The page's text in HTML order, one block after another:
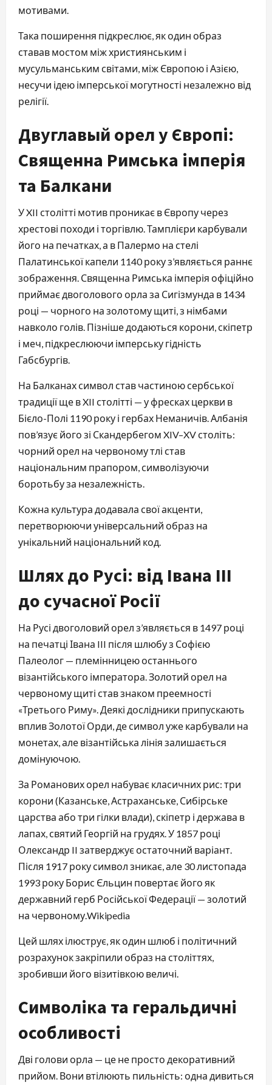
мотивами.
Така поширення підкреслює, як один образ
ставав мостом між християнським і
мусульманським світами, між Європою і Азією,
несучи ідею імперської могутності незалежно від
релігії.
Двуглавый орел у Європі:
Священна Римська імперія
та Балкани
У XII столітті мотив проникає в Європу через
хрестові походи і торгівлю. Тамплієри карбували
його на печатках, а в Палермо на стелі
Палатинської капели 1140 року з’являється раннє
зображення. Священна Римська імперія офіційно
приймає двоголового орла за Сигізмунда в 1434
році — чорного на золотому щиті, з німбами
навколо голів. Пізніше додаються корони, скіпетр
і меч, підкреслюючи імперську гідність
Габсбургів.
На Балканах символ став частиною сербської
традиції ще в XII столітті — у фресках церкви в
Бієло-Полі 1190 року і гербах Неманичів. Албанія
пов’язує його зі Скандербегом XIV–XV століть:
чорний орел на червоному тлі став
національним прапором, символізуючи
боротьбу за незалежність.
Кожна культура додавала свої акценти,
перетворюючи універсальний образ на
унікальний національний код.
Шлях до Русі: від Івана III
до сучасної Росії
На Русі двоголовий орел з’являється в 1497 році
на печатці Івана III після шлюбу з Софією
Палеолог — племінницею останнього
візантійського імператора. Золотий орел на
червоному щиті став знаком преемності
«Третього Риму». Деякі дослідники припускають
вплив Золотої Орди, де символ уже карбували на
монетах, але візантійська лінія залишається
домінуючою.
За Романових орел набуває класичних рис: три
корони (Казанське, Астраханське, Сибірське
царства або три гілки влади), скіпетр і держава в
лапах, святий Георгій на грудях. У 1857 році
Олександр II затверджує остаточний варіант.
Після 1917 року символ зникає, але 30 листопада
1993 року Борис Єльцин повертає його як
державний герб Російської Федерації — золотий
на червоному.⁠Wikipedia
Цей шлях ілюструє, як один шлюб і політичний
розрахунок закріпили образ на століттях,
зробивши його візитівкою величі.
Символіка та геральдичні
особливості
Дві голови орла — це не просто декоративний
прийом. Вони втілюють пильність: одна дивиться